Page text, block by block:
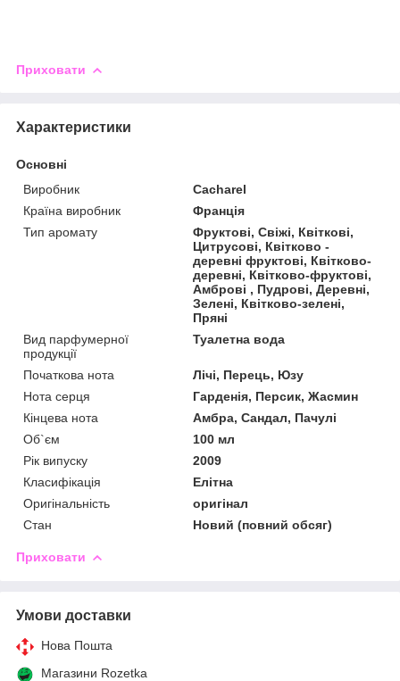
Приховати
Характеристики
Основні
Виробник
Cacharel
Країна виробник
Франція
Тип аромату
Фруктові, Свіжі, Квіткові,
Цитрусові, Квітково -
деревні фруктові, Квітково-
деревні, Квітково-фруктові,
Амброві , Пудрові, Деревні,
Зелені, Квітково-зелені,
Пряні
Вид парфумерної
продукції
Туалетна вода
Початкова нота
Лічі, Перець, Юзу
Нота серця
Гарденія, Персик, Жасмин
Кінцева нота
Амбра, Сандал, Пачулі
Об`єм
100 мл
Рік випуску
2009
Класифікація
Елітна
Оригінальність
оригінал
Стан
Новий (повний обсяг)
Приховати
Умови доставки
Нова Пошта
Магазини Rozetka